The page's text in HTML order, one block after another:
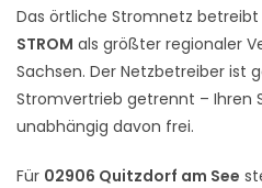
Das örtliche Stromnetz
STROM als größter regionaler
Sachsen. Der Netzbetreiber ist
Stromvertrieb getrennt – Ihren
unabhängig davon frei.
Für 02906 Quitzdorf am See